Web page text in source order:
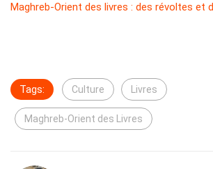
Maghreb-Orient des livres : des révoltes et
Tags: Culture Livres
Maghreb-Orient des Livres